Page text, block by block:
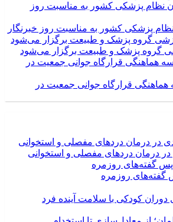
پزشکی کشور به مناسبت روز خبرنگار
گروه پزشک و طبیعت برگزار می‌شود
قرارگاه جوانی جمعیت در
درمان دردهای مفصلی و استخوانی
گفته‌های روزمره
کودکی با سلامت آینده فرد